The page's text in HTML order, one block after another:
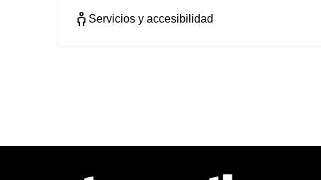
Servicios y accesibilidad